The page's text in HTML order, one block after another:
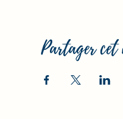
Partager cet